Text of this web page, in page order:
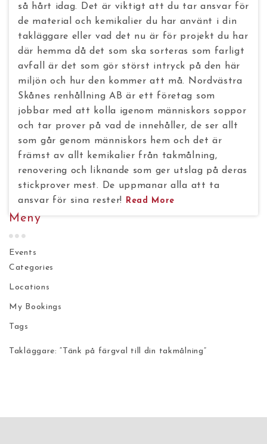
Meny
Events
Categories
Locations
My Bookings
Tags
Takläggare: “Tänk på färgval till din takmålning”
så hårt idag.
Det är viktigt att du tar ansvar för
de material och kemikalier du har använt i din
takläggare eller vad det nu är för projekt du har
där hemma då det som ska sorteras som farligt
avfall är det som gör störst intryck på den här
miljön och hur den kommer att må.
Nordvästra
Skånes renhållning AB är ett företag som
jobbar med att kolla igenom människors soppor
och tar prover på vad de innehåller, de ser allt
som går genom människors hem och det är
främst av allt kemikalier från takmålning,
renovering och liknande som ger utslag på deras
stickprover mest. De uppmanar alla att ta
ansvar för sina rester! Read More